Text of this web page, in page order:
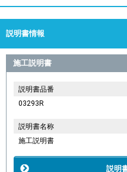
説明書情報
施工説明書
説明書品番
03293R
説明書名称
施工説明書
説明